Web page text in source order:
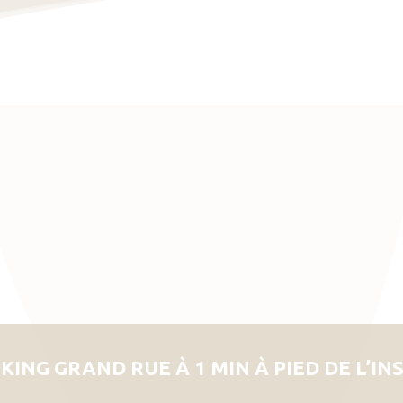
GRAND RUE À 1 MIN À PIED DE